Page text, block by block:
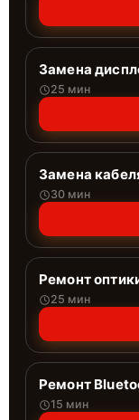
Замена
25 мин
Замена
30 мин
Ремонт
25 мин
Ремонт
15 мин